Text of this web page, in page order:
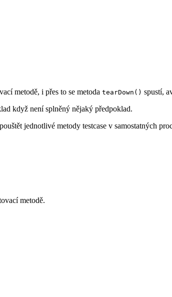
metodě, i přes to se metoda tearDown() spustí,
když není splněný nějaký předpoklad.
jednotlivé metody testcase v samostatných
metodě.